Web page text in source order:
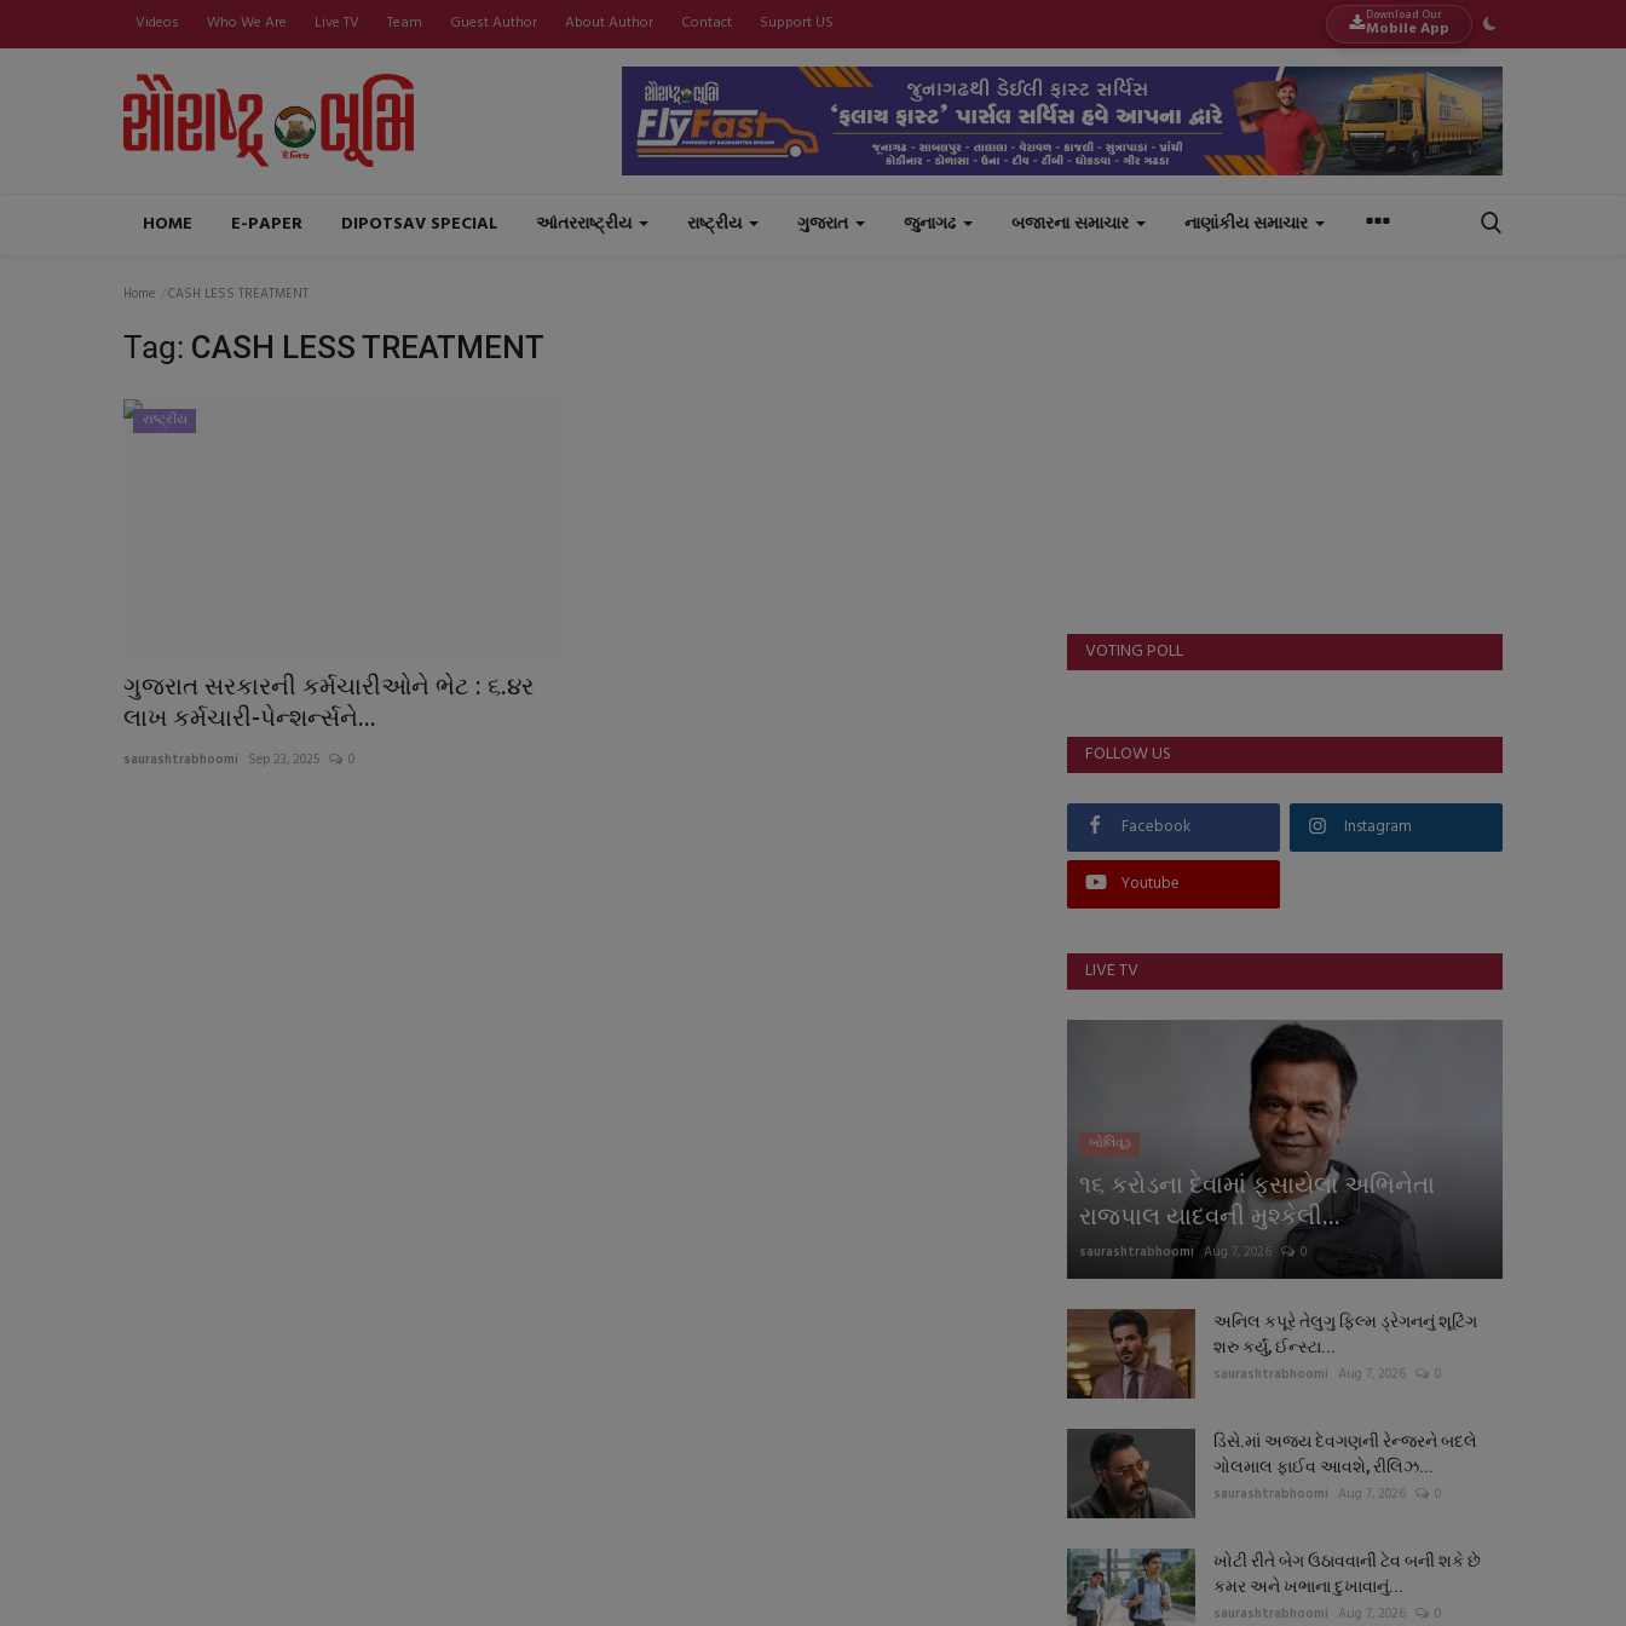
Videos Who We Are Live TV Team Guest Author About Author Contact Support US Download Our
Mobile App
HOME E-PAPER DIPOTSAV SPECIAL આંતરરાષ્ટ્રીય રાષ્ટ્રીય ગુજરાત જુનાગઢ બજારના સમાચાર નાણાંકીય સમાચાર
Home CASH LESS TREATMENT
Tag: CASH LESS TREATMENT
રાષ્ટ્રીય
ગુજરાત સરકારની કર્મચારીઓને ભેટ : ૬.૪ર
લાખ કર્મચારી-પેન્શર્ન્સને...
saurashtrabhoomi Sep 23, 2025 0
VOTING POLL
FOLLOW US
Facebook Instagram
Youtube
LIVE TV
બોલિવૂડ
૧૬ કરોડના દેવામાં ફસાયેલા અભિનેતા
રાજપાલ યાદવની મુશ્કેલી...
saurashtrabhoomi Aug 7, 2026 0
અનિલ કપૂરે તેલુગુ ફિલ્મ ડ્રેગનનું શૂટિંગ
શરુ કર્યું, ઈન્સ્ટા...
saurashtrabhoomi Aug 7, 2026 0
ડિસે.માં અજય દેવગણની રેન્જરને બદલે
ગોલમાલ ફાઈવ આવશે, રીલિઝ...
saurashtrabhoomi Aug 7, 2026 0
ખોટી રીતે બેગ ઉઠાવવાની ટેવ બની શકે છે
કમર અને ખભાના દુખાવાનું...
saurashtrabhoomi Aug 7, 2026 0